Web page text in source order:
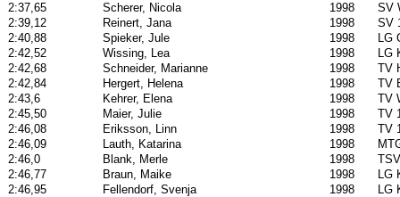
2:37,65
Scherer, Nicola 1998
SV
2:39,12
Reinert, Jana 1998
SV
2:40,88
Spieker, Jule 1998
LG
2:42,52
Wissing, Lea 1998
LG
2:42,68
Schneider, Marianne 1998
TV
2:42,84
Hergert, Helena 1998
TV
2:43,6
Kehrer, Elena 1998
TV
2:45,50
Maier, Julie 1998
TV
2:46,08
Eriksson, Linn 1998
TV
2:46,09
Lauth, Katarina 1998
2:46,0
Blank, Merle 1998
2:46,77
Braun, Maike 1998
LG
2:46,95
Fellendorf, Svenja 1998
LG